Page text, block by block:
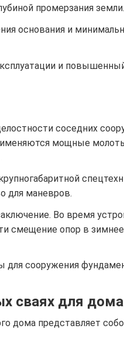
промерзания земли.
основания и
и
соседних
мощные
для маневров.
Во время
смещение опор в
для сооружения
сваях для дома
дома представляет